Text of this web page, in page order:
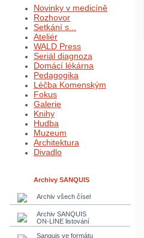
Novinky v medicíně
Rozhovor
Setkání s...
Ateliér
WALD Press
Seriál diagnoza
Domácí lékárna
Pedagogika
Léčba Komenským
Fokus
Galerie
Knihy
Hudba
Muzeum
Architektura
Divadlo
Archivy SANQUIS
Archiv všech čísel
Archiv SANQUIS
ON-LINE listování
Sanquis ve formátu